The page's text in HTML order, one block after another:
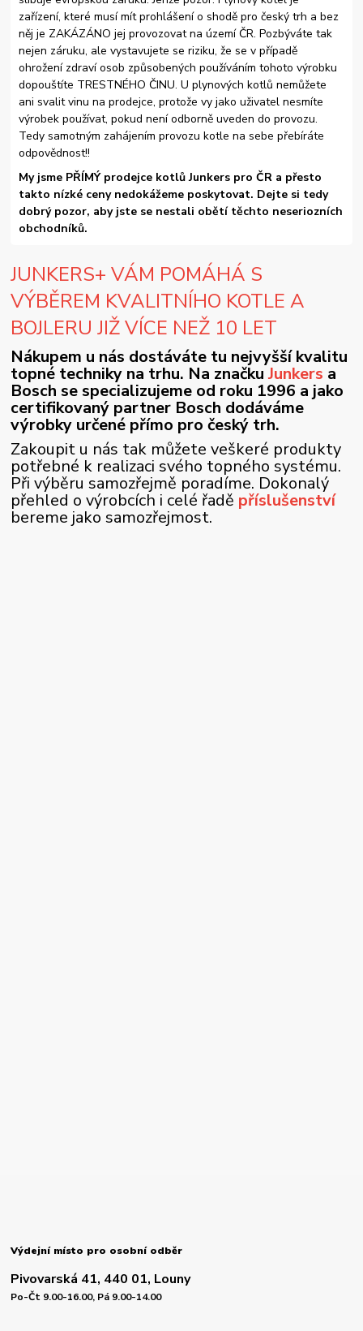
zařízení, které musí mít prohlášení o shodě pro český trh a bez
něj je ZAKÁZÁNO jej provozovat na území ČR. Pozbýváte tak
nejen záruku, ale vystavujete se riziku, že se v případě
ohrožení zdraví osob způsobených používáním tohoto výrobku
dopouštíte TRESTNÉHO ČINU. U plynových kotlů nemůžete
ani svalit vinu na prodejce, protože vy jako uživatel nesmíte
výrobek používat, pokud není odborně uveden do provozu.
Tedy samotným zahájením provozu kotle na sebe přebíráte
odpovědnost!!
My jsme PŘÍMÝ prodejce kotlů Junkers pro ČR a přesto
takto nízké ceny nedokážeme poskytovat. Dejte si tedy
dobrý pozor, aby jste se nestali obětí těchto neseriozních
obchodníků.
JUNKERS+ VÁM POMÁHÁ S
VÝBĚREM KVALITNÍHO KOTLE A
BOJLERU JIŽ VÍCE NEŽ 10 LET
Nákupem u nás dostáváte tu nejvyšší kvalitu
topné techniky na trhu. Na značkuJunkers a
Bosch se specializujeme od roku 1996 a jako
certifikovaný partner Bosch dodáváme
výrobky určené přímo pro český trh.
Zakoupit u nás tak můžete veškeré produkty
potřebné k realizaci svého topného systému.
Při výběru samozřejmě poradíme. Dokonalý
přehled o výrobcích i celé řadě příslušenství
bereme jako samozřejmost.
Výdejní místo pro osobní odběr
Pivovarská 41, 440 01, Louny
Po-Čt 9.00-16.00, Pá 9.00-14.00